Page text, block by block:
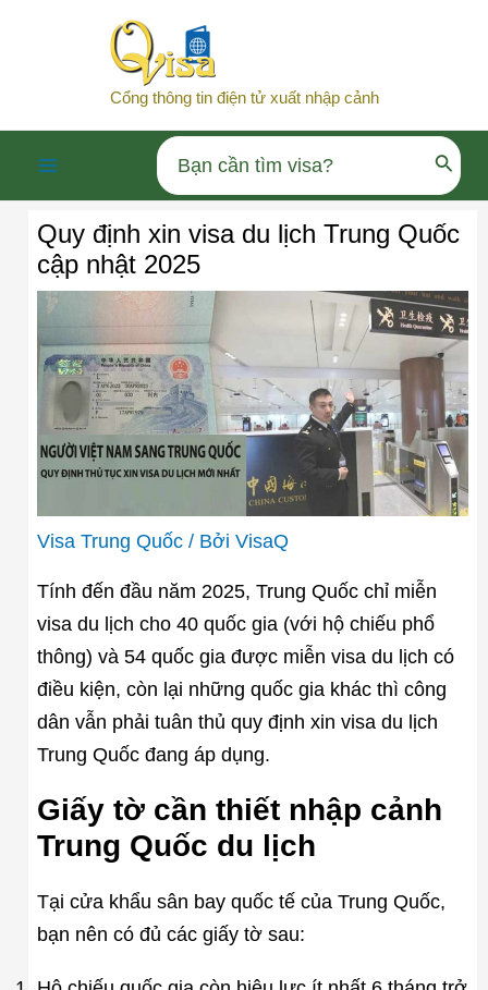
Cổng thông tin điện tử xuất nhập cảnh
Menu
Search
for:
Quy định xin visa du lịch Trung Quốc
cập nhật 2025
Visa Trung Quốc/ Bởi VisaQ
Tính đến đầu năm 2025, Trung Quốc chỉ miễn
visa du lịch cho 40 quốc gia (với hộ chiếu phổ
thông) và 54 quốc gia được miễn visa du lịch có
điều kiện, còn lại những quốc gia khác thì công
dân vẫn phải tuân thủ quy định xin visa du lịch
Trung Quốc đang áp dụng.
Giấy tờ cần thiết nhập cảnh
Trung Quốc du lịch
Tại cửa khẩu sân bay quốc tế của Trung Quốc,
bạn nên có đủ các giấy tờ sau: